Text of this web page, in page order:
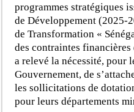
programmes stratégiques
de Développement (2025-
de Transformation «
des contraintes
a relevé la nécessité, pour
Gouvernement, de
les sollicitations de
pour leurs départements